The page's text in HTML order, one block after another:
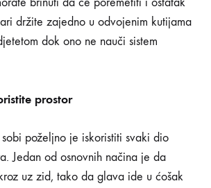
držite zajedno u odvojenim kutijama
dok ono ne nauči sistem
prostor
poželjno je iskoristiti svaki dio
Jedan od osnovnih načina je da
uz zid, tako da glava ide u ćošak